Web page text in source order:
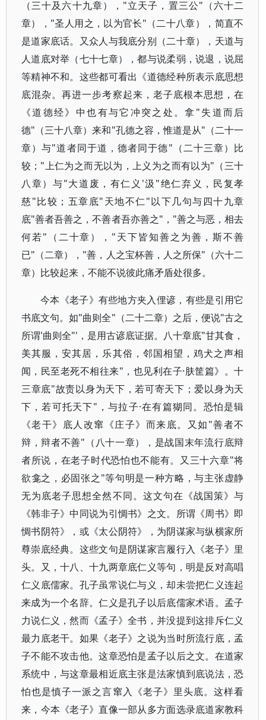
（三十及六十九章），"立天子，置三公"（六十二
章），"圣人用之，以为官长"（二十八章），简直不
是道家底话。又众人与我底分别（二十章），天道与
人道底对举（七十七章），都与说柔弱，说退，说屈
等精神不和。这些都可看出《道德经种所表示底思想
底混杂。再进一步考察起来，老子底根本思想，在
《道德经》中也有与它冲突之处。拿"失道而后
德"（三十八章）来和"孔德之容，惟道是从"（二十一
章）与"道者同于道，德者同于德"（二十三章）比
较；"上仁为之而无以为，上义为之而有以为"（三十
八章）与"大道废，有仁义'汲"绝仁弃义，民复孝
慈"比较；五章底"天地不仁"以下几句与四十九章
底"善者吾善之，不善者吾亦善之"，"善之与恶，相去
何若"（二十章），"天下皆知善之为善，斯不善
已"（二章），"善，人之宝杯善，人之所保"（六十二
章）比较起来，不能不说彼此痛矛盾处很多。
今本《老子》有些地方夹入俚谚，有些是引用它
书底文句。如"曲则全"（二十二章）之后，便说"古之
所谓'曲则全"'，是用古谚底证据。八十章底"甘其食，
美其服，安其居，乐其俗，邻国相望，鸡犬之声相
闻，民至老死不相往来"，也见利在子·肤筐篇》。十
三章底"故责以身为天下，若可寄天下；爱以身为天
下，若可托天下"，与拉子·在有篇猢同。恐怕是辑
《老干》底人改窜《庄子》而来底。又如"善者不
辩，辩者不善"（八十一章），是战国末年流行底辩
者所说，在老子时代恐怕也不能有。又三十六章"将
欲龛之，必固张之"等句明是一种方略，与主张虚静
无为底老子思想全然不同。这文句在《战国策》与
《韩非子》中同说为引惆书》之文。所谓《周书》即
惆书阴符》，或《太公阴符》，为阴谋家与纵横家所
尊崇底经典。这些文句是阴谋家言履行入《老子》里
头。又，十八、十九两章底仁义等句，明是反对高唱
仁义底儒家。孔子虽常说仁与义，却未尝把仁义连起
来成为一个名辞。仁义是孔子以后底儒家术语。孟子
力说仁义，然而《孟子》全书，并没提到这排斥仁义
最力底老干。如果《老子》之说为当时所流行底，孟
子不能不攻击他。这章恐怕是孟子以后之文。在道家
系统中，与这章最相近底主张是法家慎到底说法，恐
怕也是慎子一派之言窜入《老子》里头底。这样看
来，今本《老子》直像一部从多方面选录底道家教科